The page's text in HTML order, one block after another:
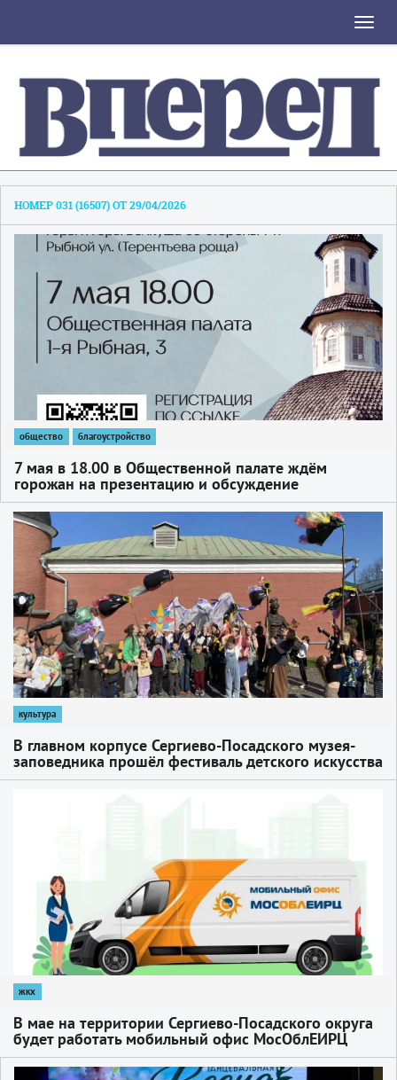
Toggle
НОМЕР 031 (16507) ОТ 29/04/2026
общество благоустройство
7 мая в 18.00 в Общественной палате ждём
горожан на презентацию и обсуждение
финального проекта благоустройства территории
Блинной горы и горы Волкуша со стороны 1-й
Рыбной улицы (Терентьева роща)
1
культура
В главном корпусе Сергиево-Посадского музея-
заповедника прошёл фестиваль детского искусства
«Артефакты»
жкх
В мае на территории Сергиево-Посадского округа
будет работать мобильный офис МосОблЕИРЦ